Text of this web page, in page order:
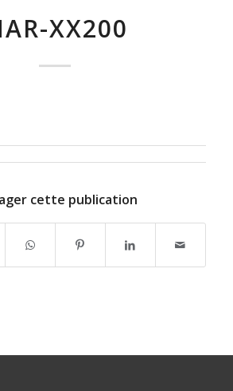
XX200
cette publication